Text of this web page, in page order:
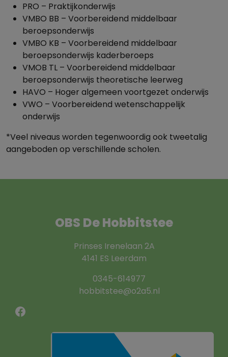
PRO – Praktijkonderwijs
VMBO BB – Voorbereidend middelbaar
beroepsonderwijs
VMBO KB – Voorbereidend middelbaar
beroepsonderwijs kaderberoeps
VMOB TL – Voorbereidend middelbaar
beroepsonderwijs theoretische leerweg
HAVO – Hoger algemeen voortgezet onderwijs
VWO – Voorbereidend wetenschappelijk
onderwijs
*Veel niveaus worden tegenwoordig ook tweetalig
aangeboden op verschillende scholen.
OBS De Hobbitstee
Prinses Irenelaan 2A
4141 ES Leerdam
0345-614977
hobbitstee@o2a5.nl
Facebook